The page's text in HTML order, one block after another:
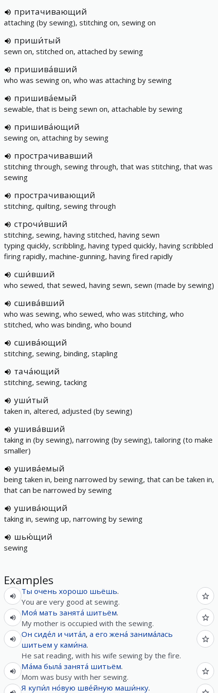
притачивающий
attaching (by sewing), stitching on, sewing on
приши́тый
sewn on, stitched on, attached by sewing
пришива́вший
who was sewing on, who was attaching by sewing
пришива́емый
sewable, that is being sewn on, attachable by sewing
пришива́ющий
sewing on, attaching by sewing
прострачивавший
stitching through, sewing through, that was stitching, that was
sewing
прострачивающий
stitching, quilting, sewing through
строчи́вший
stitching, sewing, having stitched, having sewn
typing quickly, scribbling, having typed quickly, having scribbled
firing rapidly, machine-gunning, having fired rapidly
сши́вший
who sewed, that sewed, having sewn, sewn (made by sewing)
сшива́вший
who was sewing, who sewed, who was stitching, who
stitched, who was binding, who bound
сшива́ющий
stitching, sewing, binding, stapling
тача́ющий
stitching, sewing, tacking
уши́тый
taken in, altered, adjusted (by sewing)
ушива́вший
taking in (by sewing), narrowing (by sewing), tailoring (to make
smaller)
ушива́емый
being taken in, being narrowed by sewing, that can be taken in,
that can be narrowed by sewing
ушива́ющий
taking in, sewing up, narrowing by sewing
шью́щий
sewing
Examples
Ты очень хорошо шьёшь.
You are very good at sewing.
Моя́ мать занята́ шитьём.
My mother is occupied with the sewing.
Он сиде́л и чита́л, а его жена́ занима́лась
шитьем у ками́на.
He sat reading, with his wife sewing by the fire.
Ма́ма была́ занята́ шитьём.
Mom was busy with her sewing.
Я купи́л но́вую шве́йную маши́нку.